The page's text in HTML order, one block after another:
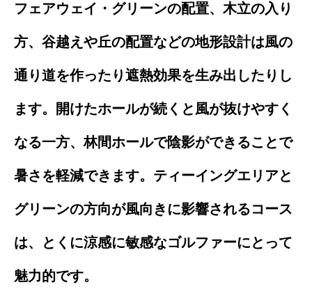
フェアウェイ・グリーンの配置、木立の入り
方、谷越えや丘の配置などの地形設計は風の
通り道を作ったり遮熱効果を生み出したりし
ます。開けたホールが続くと風が抜けやすく
なる一方、林間ホールで陰影ができることで
暑さを軽減できます。ティーイングエリアと
グリーンの方向が風向きに影響されるコース
は、とくに涼感に敏感なゴルファーにとって
魅力的です。